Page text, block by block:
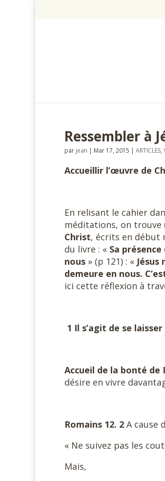
Ressembler à
par jean | Mar 17, 2015 | ARTICLES,
Accueillir l’œuvre de
En relisant le cahier
méditations, on trouve
Christ, écrits en début
du livre : « Sa
nous » (p 121) : «
demeure en nous.
ici cette réflexion à
1 Il s’agit de se
Accueil de la bonté de
désire en vivre
Romains 12. 2 A cause
« Ne suivez pas les
Mais,